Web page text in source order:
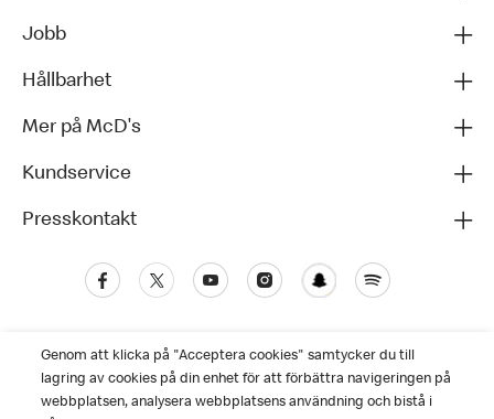
Jobb
Hållbarhet
Mer på McD's
Kundservice
Presskontakt
Genom att klicka på "Acceptera cookies" samtycker du till
lagring av cookies på din enhet för att förbättra navigeringen på
webbplatsen, analysera webbplatsens användning och bistå i